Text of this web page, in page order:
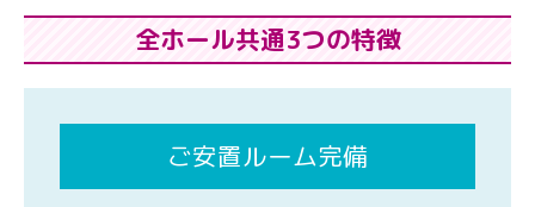
全ホール共通3つの特徴
ご安置ルーム完備